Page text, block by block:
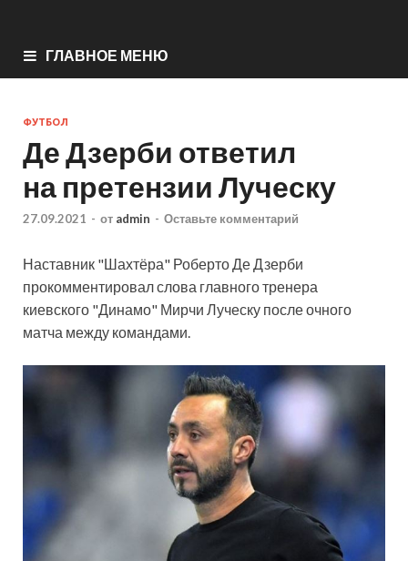
ГЛАВНОЕ МЕНЮ
ФУТБОЛ
Де Дзерби ответил
на претензии Луческу
27.09.2021 - от admin - Оставьте комментарий
Наставник "Шахтёра" Роберто Де Дзерби
прокомментировал слова главного тренера
киевского "Динамо" Мирчи Луческу после очного
матча между командами.